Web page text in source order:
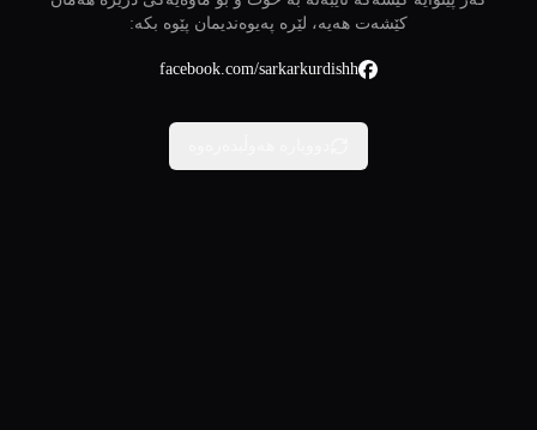
کێشەت هەیە، لێرە پەیوەندیمان پێوە بکە:
facebook.com/sarkarkurdishh